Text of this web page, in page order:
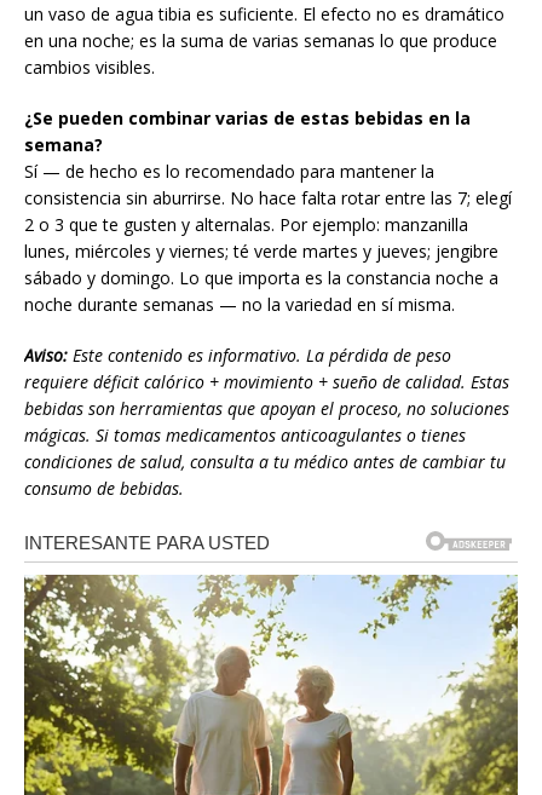
un vaso de agua tibia es suficiente. El efecto no es dramático
en una noche; es la suma de varias semanas lo que produce
cambios visibles.
¿Se pueden combinar varias de estas bebidas en la
semana?
Sí — de hecho es lo recomendado para mantener la
consistencia sin aburrirse. No hace falta rotar entre las 7; elegí
2 o 3 que te gusten y alternalas. Por ejemplo: manzanilla
lunes, miércoles y viernes; té verde martes y jueves; jengibre
sábado y domingo. Lo que importa es la constancia noche a
noche durante semanas — no la variedad en sí misma.
Aviso: Este contenido es informativo. La pérdida de peso
requiere déficit calórico + movimiento + sueño de calidad. Estas
bebidas son herramientas que apoyan el proceso, no soluciones
mágicas. Si tomas medicamentos anticoagulantes o tienes
condiciones de salud, consulta a tu médico antes de cambiar tu
consumo de bebidas.